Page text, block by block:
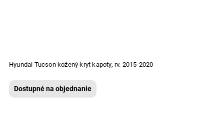
Hyundai Tucson kožený kryt kapoty, rv. 2015-2020
Dostupné na objednanie